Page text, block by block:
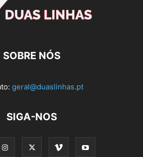
SOBRE NÓS
geral@duaslinhas.pt
SIGA-NOS